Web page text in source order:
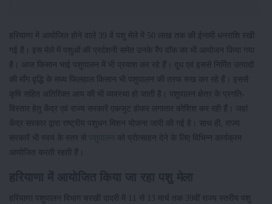
हरियाणा में आयोजित होने वाले 39 वें पशु मेले में 50 लाख तक की ईनामी धनराशि रखी
गई है। इस मेले में पशुओं की प्रर्दशनी समेत उनके रैंप वॉक का भी आयोजन किया गया
है। आज किसान भाई पशुपालन में भी प्रयाश कर रहे हैं। दूध एवं इससे निर्मित उत्पादों
की माँग वृद्धि के मध्य फिलहाल किसान भी पशुपालन की तरफ रुख कर रहे हैं। इससे
कृषि सहित अतिरिक्त आय की भी व्यवस्था हो जाती है। पशुपालन क्षेत्र के प्रगति-
विस्तार हेतु केंद्र एवं राज्य सरकारें एकजुट होकर लगातार कोशिश कर रही हैं। जहां
केंद्र सरकार द्वारा राष्ट्रीय पशुधन मिशन योजना जारी की गई है। साथ ही, राज्य
सरकारें भी स्वयं के स्तर से
पशुपालन को प्रोत्साहन देने के लिए विभिन्न कार्यक्रम
आयोजित करती रहती हैं।
हरियाणा पशुपालन विभाग चरखी दादरी में 11 से 13 मार्च तक 39वीं राज्य स्तरीय पशु